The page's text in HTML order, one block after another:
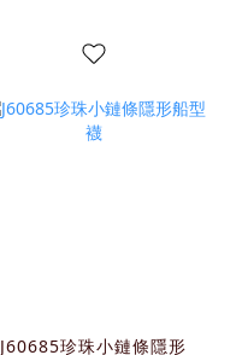
J60685珍珠小鏈條隱形